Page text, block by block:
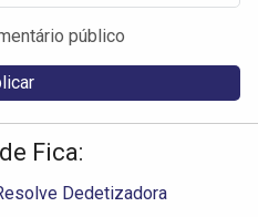
público
Fica:
Dedetizadora